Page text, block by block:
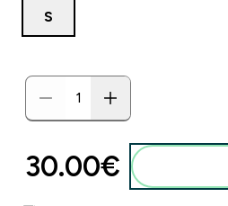
S
30.00€‎